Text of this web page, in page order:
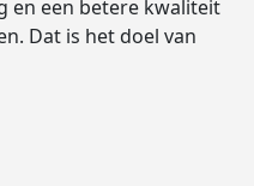
en een betere kwaliteit
Dat is het doel van